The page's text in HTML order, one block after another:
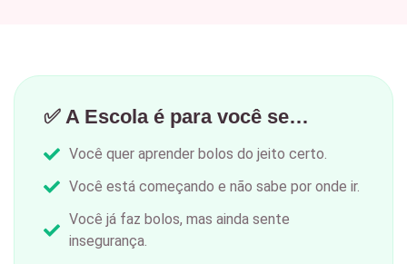
✅ A Escola é para você se…
Você quer aprender bolos do jeito certo.
Você está começando e não sabe por onde ir.
Você já faz bolos, mas ainda sente
insegurança.